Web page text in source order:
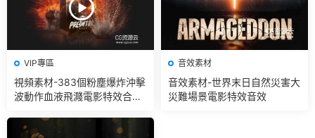
VIP專區
視頻素材-383個粉塵爆炸沖擊
波動作血液飛濺電影特效合成
音效素材
音效素材-世界末日自然災害大
災難場景電影特效音效